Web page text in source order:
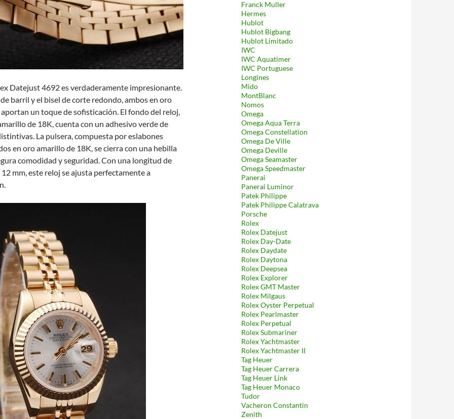
Datejust 4692 es verdaderamente impresionante.
barril y el bisel de corte redondo, ambos en oro
un toque de sofisticación. El fondo del reloj,
de 18K, cuenta con un adhesivo verde de
La pulsera, compuesta por eslabones
en oro amarillo de 18K, se cierra con una hebilla
comodidad y seguridad. Con una longitud de
mm, este reloj se ajusta perfectamente a
Franck Muller
Hermes
Hublot
Hublot Bigbang
Hublot Limitado
IWC
IWC Aquatimer
IWC Portuguese
Longines
Mido
MontBlanc
Nomos
Omega
Omega Aqua Terra
Omega Constellation
Omega De Ville
Omega Deville
Omega Seamaster
Omega Speedmaster
Panerai
Panerai Luminor
Patek Philippe
Patek Philippe Calatrava
Porsche
Rolex
Rolex Datejust
Rolex Day-Date
Rolex Daydate
Rolex Daytona
Rolex Deepsea
Rolex Explorer
Rolex GMT Master
Rolex Milgaus
Rolex Oyster Perpetual
Rolex Pearlmaster
Rolex Perpetual
Rolex Submariner
Rolex Yachtmaster
Rolex Yachtmaster II
Tag Heuer
Tag Heuer Carrera
Tag Heuer Link
Tag Heuer Monaco
Tudor
Vacheron Constantin
Zenith